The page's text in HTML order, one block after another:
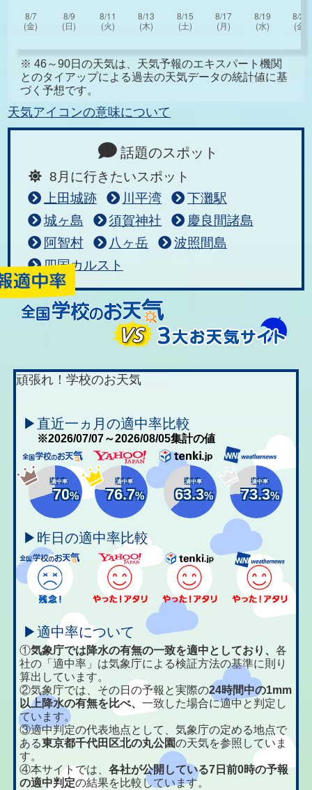
※ 46～90日の天気は、天気予報のエキスパート機関
とのタイアップによる過去の天気データの統計値に基
づく予想です。
天気アイコンの意味について
話題のスポット
8月に行きたいスポット
上田城跡
川平湾
下灘駅
城ヶ島
須賀神社
慶良間諸島
阿智村
八ヶ岳
波照間島
四国カルスト
頑張れ！学校のお天気
▶直近一ヵ月の適中率比較
※2026/07/07～2026/08/05集計の値
適中率
70%
適中率
76.7%
適中率
63.3%
適中率
73.3%
▶昨日の適中率比較
▶適中率について
①気象庁では降水の有無の一致を適中としており、各
社の「適中率」は気象庁による検証方法の基準に則り
算出しています。
②気象庁では、その日の予報と実際の24時間中の1mm
以上降水の有無を比べ、一致した場合に適中と判定し
ています。
③適中判定の代表地点として、気象庁の定める地点で
ある東京都千代田区北の丸公園の天気を参照していま
す。
④本サイトでは、各社が公開している7日前0時の予報
の適中判定の結果を比較しています。